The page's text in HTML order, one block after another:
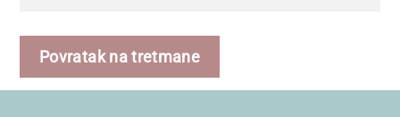
Povratak na tretmane